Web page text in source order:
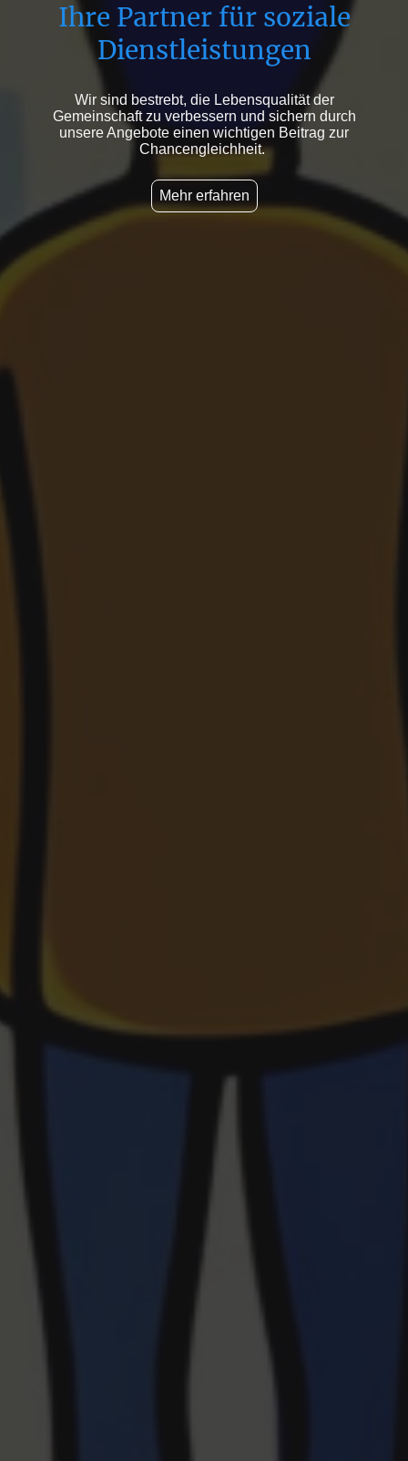
Ihre Partner für soziale
Dienstleistungen
Wir sind bestrebt, die Lebensqualität der
Gemeinschaft zu verbessern und sichern durch
unsere Angebote einen wichtigen Beitrag zur
Chancengleichheit.
Mehr erfahren